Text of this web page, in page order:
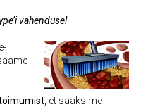
vahendusel
, et saaksime